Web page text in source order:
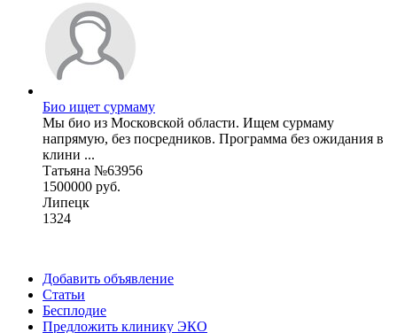
Био ищет сурмаму
Мы био из Московской области. Ищем сурмаму
напрямую, без посредников. Программа без ожидания в
клини ...
Татьяна №63956
1500000 руб.
Липецк
1324
Добавить объявление
Статьи
Бесплодие
Предложить клинику ЭКО